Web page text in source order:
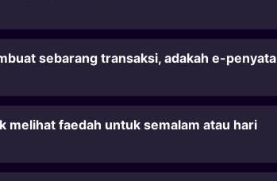
sebarang transaksi, adakah e-penyata
melihat faedah untuk semalam atau hari